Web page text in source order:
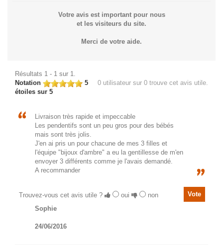
Votre avis est important pour nous
et les visiteurs du site.
Merci de votre aide.
Résultats 1 - 1 sur 1.
0 utilisateur sur 0 trouve cet avis utile.
Notation
5
étoiles sur 5
Livraison très rapide et impeccable
Les pendentifs sont un peu gros pour des bébés
mais sont très jolis.
J'en ai pris un pour chacune de mes 3 filles et
l'équipe "bijoux d'ambre" a eu la gentillesse de m'en
envoyer 3 différents comme je l'avais demandé.
A recommander
Trouvez-vous cet avis utile ? oui
non
Sophie
24/06/2016